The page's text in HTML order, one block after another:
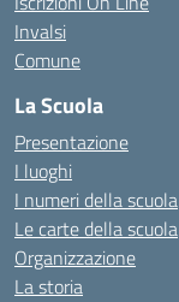
Invalsi
Comune
La Scuola
Presentazione
I luoghi
I numeri della scuola
Le carte della scuola
Organizzazione
La storia